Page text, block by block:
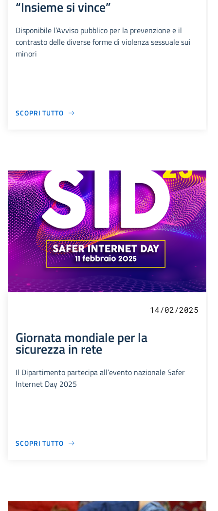
“Insieme si vince”
Disponibile l’Avviso pubblico per la prevenzione e il
contrasto delle diverse forme di violenza sessuale sui
minori
SCOPRI TUTTO
14/02/2025
Giornata mondiale per la
sicurezza in rete
Il Dipartimento partecipa all’evento nazionale Safer
Internet Day 2025
SCOPRI TUTTO